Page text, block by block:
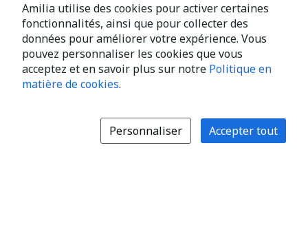
Amilia utilise des cookies pour activer certaines
fonctionnalités, ainsi que pour collecter des
données pour améliorer votre expérience. Vous
pouvez personnaliser les cookies que vous
acceptez et en savoir plus sur notre Politique en
matière de cookies.
Personnaliser Accepter tout